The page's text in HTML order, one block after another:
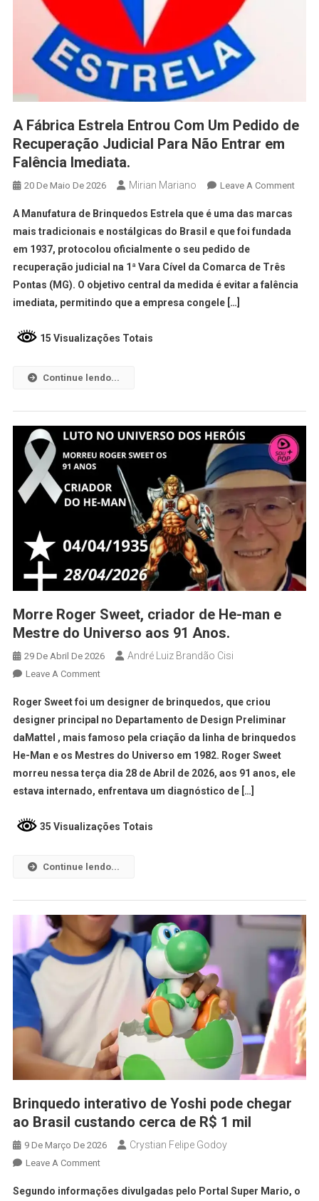
A Fábrica Estrela Entrou Com Um Pedido de
Recuperação Judicial Para Não Entrar em
Falência Imediata.
20 De Maio De 2026 Mirian Mariano Leave A Comment
A Manufatura de Brinquedos Estrela que é uma das marcas
mais tradicionais e nostálgicas do Brasil e que foi fundada
em 1937, protocolou oficialmente o seu pedido de
recuperação judicial na 1ª Vara Cível da Comarca de Três
Pontas (MG). O objetivo central da medida é evitar a falência
imediata, permitindo que a empresa congele […]
15 Visualizações Totais
Continue lendo...
Morre Roger Sweet, criador de He-man e
Mestre do Universo aos 91 Anos.
29 De Abril De 2026 André Luiz Brandão Cisi
Leave A Comment
Roger Sweet foi um designer de brinquedos, que criou
designer principal no Departamento de Design Preliminar
daMattel , mais famoso pela criação da linha de brinquedos
He-Man e os Mestres do Universo em 1982. Roger Sweet
morreu nessa terça dia 28 de Abril de 2026, aos 91 anos, ele
estava internado, enfrentava um diagnóstico de […]
35 Visualizações Totais
Continue lendo...
Brinquedo interativo de Yoshi pode chegar
ao Brasil custando cerca de R$ 1 mil
9 De Março De 2026 Crystian Felipe Godoy
Leave A Comment
Segundo informações divulgadas pelo Portal Super Mario, o